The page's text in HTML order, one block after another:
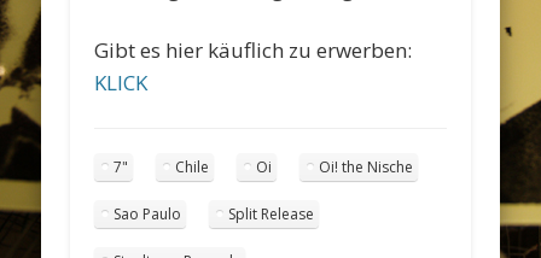
Gibt es hier käuflich zu erwerben:
KLICK
7" Chile Oi Oi! the Nische
Sao Paulo Split Release